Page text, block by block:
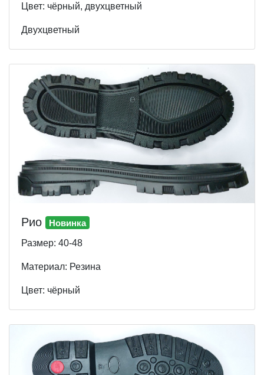
Цвет: чёрный, двухцветный
Двухцветный
Рио Новинка
Размер: 40-48
Материал: Резина
Цвет: чёрный